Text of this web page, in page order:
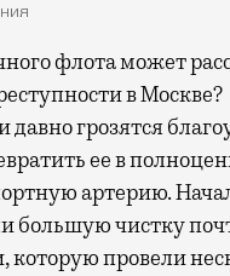
в Москве?
давно грозятся
ее в
артерию.
большую чистку
которую провели